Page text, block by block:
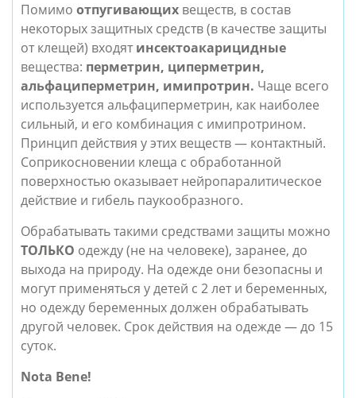
Помимо отпугивающих веществ, в состав
некоторых защитных средств (в качестве защиты
от клещей) входят инсектоакарицидные
вещества: перметрин, циперметрин,
альфациперметрин, имипротрин. Чаще всего
используется альфациперметрин, как наиболее
сильный, и его комбинация с имипротрином.
Принцип действия у этих веществ — контактный.
Соприкосновении клеща с обработанной
поверхностью оказывает нейропаралитическое
действие и гибель паукообразного.
Обрабатывать такими средствами защиты можно
ТОЛЬКО одежду (не на человеке), заранее, до
выхода на природу. На одежде они безопасны и
могут применяться у детей с 2 лет и беременных,
но одежду беременных должен обрабатывать
другой человек. Срок действия на одежде — до 15
суток.
Nota Bene!